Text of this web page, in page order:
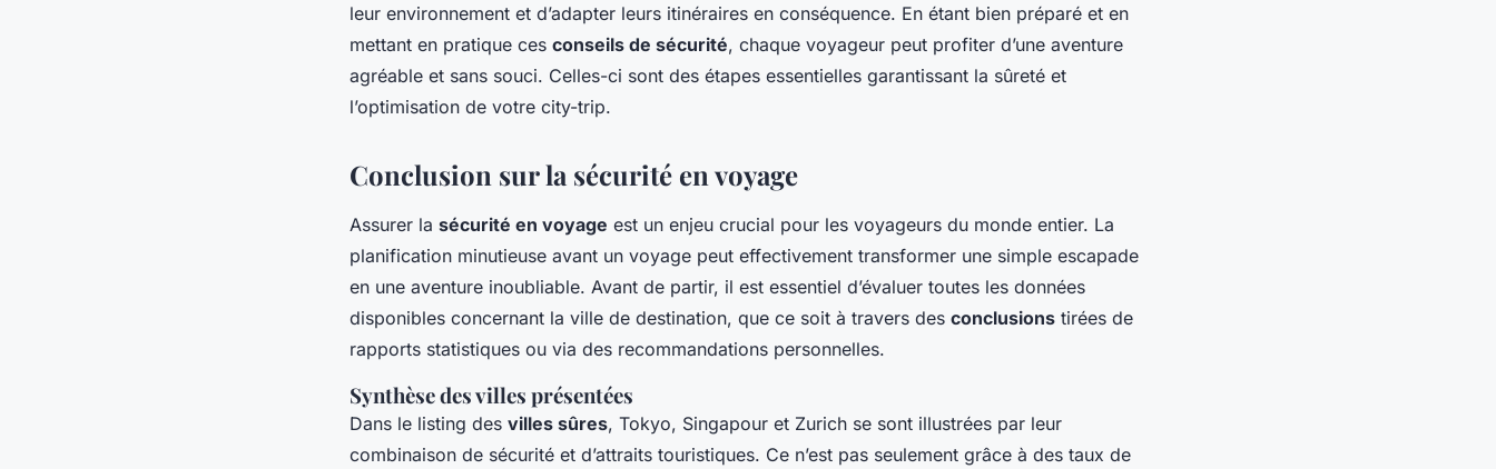
leur environnement et d’adapter leurs itinéraires en conséquence. En étant bien préparé et en
mettant en pratique ces conseils de sécurité, chaque voyageur peut profiter d’une aventure
agréable et sans souci. Celles-ci sont des étapes essentielles garantissant la sûreté et
l’optimisation de votre city-trip.
Conclusion sur la sécurité en voyage
Assurer la sécurité en voyage est un enjeu crucial pour les voyageurs du monde entier. La
planification minutieuse avant un voyage peut effectivement transformer une simple escapade
en une aventure inoubliable. Avant de partir, il est essentiel d’évaluer toutes les données
disponibles concernant la ville de destination, que ce soit à travers des conclusions tirées de
rapports statistiques ou via des recommandations personnelles.
Synthèse des villes présentées
Dans le listing des villes sûres, Tokyo, Singapour et Zurich se sont illustrées par leur
combinaison de sécurité et d’attraits touristiques. Ce n’est pas seulement grâce à des taux de